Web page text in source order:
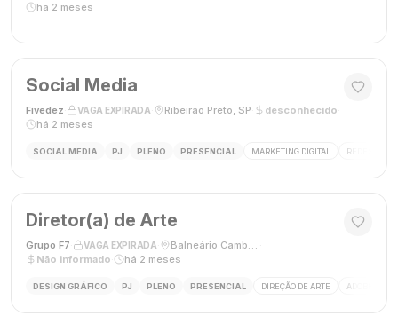
há 2 meses
Social Media
Fivedez VAGA EXPIRADA Ribeirão Preto, SP desconhecido
há 2 meses
SOCIAL MEDIA PJ PLENO PRESENCIAL MARKETING DIGITAL REDES
Diretor(a) de Arte
Grupo F7 VAGA EXPIRADA Balneário Camboriú, SC, Brasil
Não informado
há 2 meses
DESIGN GRÁFICO PJ PLENO PRESENCIAL DIREÇÃO DE ARTE ADOBE